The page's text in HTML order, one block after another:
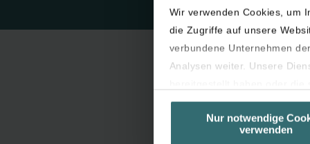
Wir verwenden Cookies, um
die Zugriffe auf unsere
verbundene Unternehmen
Analysen weiter. Unsere
unseren Cookies, wenn Sie
Laut Gesetz können wir
sind (Kategorie
Nur notwendige
verwenden